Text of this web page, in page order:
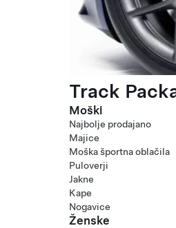
Track
Moški
Najbolje prodajano
Majice
Moška športna oblačila
Puloverji
Jakne
Kape
Nogavice
Ženske